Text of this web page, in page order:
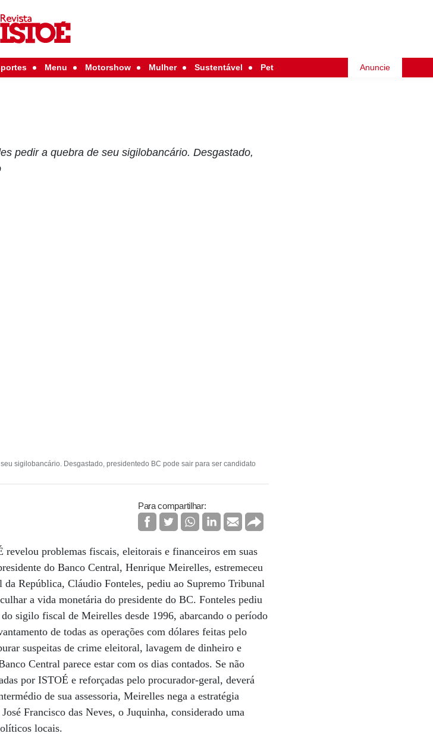
Menu Motorshow Mulher Sustentável Pet Anuncie
pedir a quebra de seu sigilobancário. Desgastado,
sigilobancário. Desgastado, presidentedo BC pode sair para ser candidato
Para compartilhar:
problemas fiscais, eleitorais e financeiros em suas
do Banco Central, Henrique Meirelles, estremeceu
República, Cláudio Fonteles, pediu ao Supremo Tribunal
a vida monetária do presidente do BC. Fonteles pediu
sigilo fiscal de Meirelles desde 1996, abarcando o período
de todas as operações com dólares feitas pelo
suspeitas de crime eleitoral, lavagem de dinheiro e
Central parece estar com os dias contados. Se não
por ISTOÉ e reforçadas pelo procurador-geral, deverá
de sua assessoria, Meirelles nega a estratégia
Francisco das Neves, o Juquinha, considerado uma
locais.